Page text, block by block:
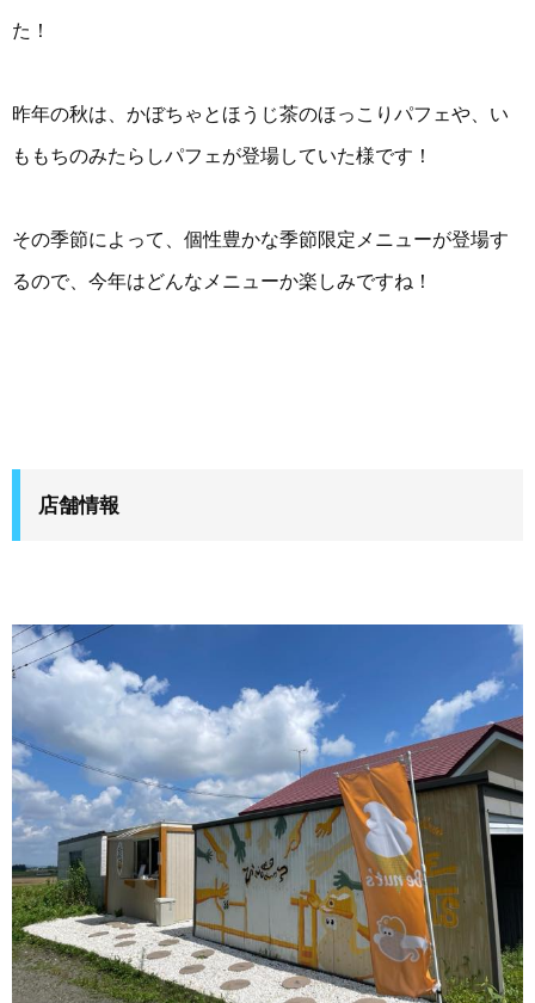
た！
昨年の秋は、かぼちゃとほうじ茶のほっこりパフェや、い
ももちのみたらしパフェが登場していた様です！
その季節によって、個性豊かな季節限定メニューが登場す
るので、今年はどんなメニューか楽しみですね！
店舗情報